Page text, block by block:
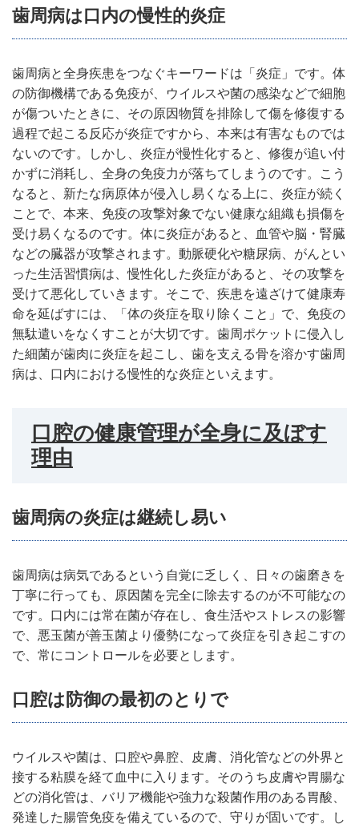
歯周病は口内の慢性的炎症
歯周病と全身疾患をつなぐキーワードは「炎症」です。体
の防御機構である免疫が、ウイルスや菌の感染などで細胞
が傷ついたときに、その原因物質を排除して傷を修復する
過程で起こる反応が炎症ですから、本来は有害なものでは
ないのです。しかし、炎症が慢性化すると、修復が追い付
かずに消耗し、全身の免疫力が落ちてしまうのです。こう
なると、新たな病原体が侵入し易くなる上に、炎症が続く
ことで、本来、免疫の攻撃対象でない健康な組織も損傷を
受け易くなるのです。体に炎症があると、血管や脳・腎臓
などの臓器が攻撃されます。動脈硬化や糖尿病、がんとい
った生活習慣病は、慢性化した炎症があると、その攻撃を
受けて悪化していきます。そこで、疾患を遠ざけて健康寿
命を延ばすには、「体の炎症を取り除くこと」で、免疫の
無駄遣いをなくすことが大切です。歯周ポケットに侵入し
た細菌が歯肉に炎症を起こし、歯を支える骨を溶かす歯周
病は、口内における慢性的な炎症といえます。
口腔の健康管理が全身に及ぼす
理由
歯周病の炎症は継続し易い
歯周病は病気であるという自覚に乏しく、日々の歯磨きを
丁寧に行っても、原因菌を完全に除去するのが不可能なの
です。口内には常在菌が存在し、食生活やストレスの影響
で、悪玉菌が善玉菌より優勢になって炎症を引き起こすの
で、常にコントロールを必要とします。
口腔は防御の最初のとりで
ウイルスや菌は、口腔や鼻腔、皮膚、消化管などの外界と
接する粘膜を経て血中に入ります。そのうち皮膚や胃腸な
どの消化管は、バリア機能や強力な殺菌作用のある胃酸、
発達した腸管免疫を備えているので、守りが固いです。し